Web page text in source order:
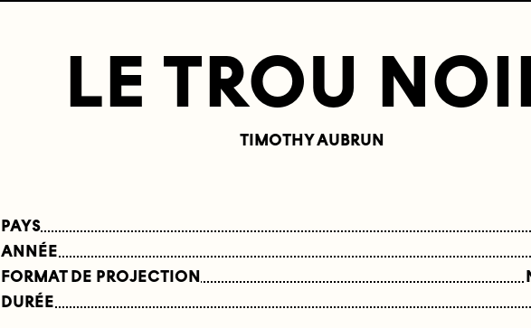
LE TROU
TIMOTHY AUBRUN
PAYS
ANNÉE
FORMAT DE PROJECTION
DURÉE